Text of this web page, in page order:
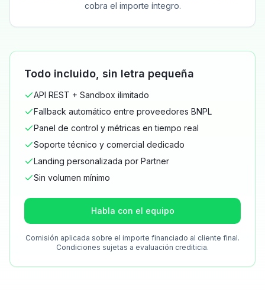
cobra el importe íntegro.
Todo incluido, sin letra pequeña
API REST + Sandbox ilimitado
Fallback automático entre proveedores BNPL
Panel de control y métricas en tiempo real
Soporte técnico y comercial dedicado
Landing personalizada por Partner
Sin volumen mínimo
Habla con el equipo
Comisión aplicada sobre el importe financiado al cliente final.
Condiciones sujetas a evaluación crediticia.